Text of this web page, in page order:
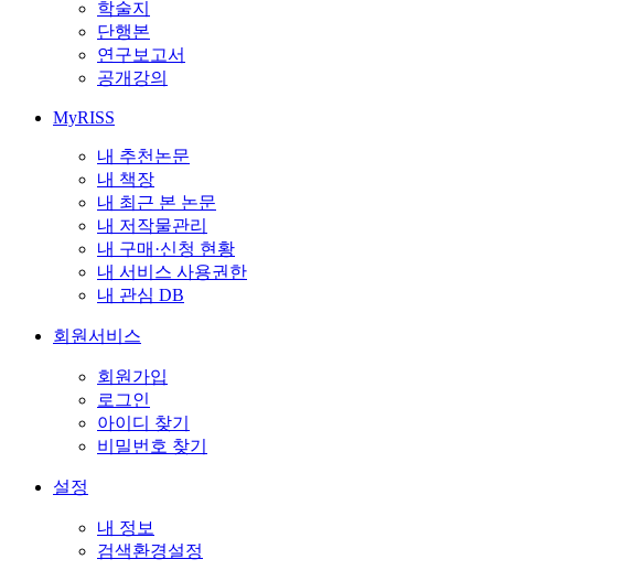
학술지
단행본
연구보고서
공개강의
MyRISS
내 추천논문
내 책장
내 최근 본 논문
내 저작물관리
내 구매·신청 현황
내 서비스 사용권한
내 관심 DB
회원서비스
회원가입
로그인
아이디 찾기
비밀번호 찾기
설정
내 정보
검색환경설정